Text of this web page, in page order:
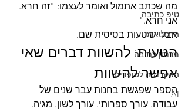
טיפ כתיבה
הדסטארט
מרתון כתיבה
האקדמיה לסופרים
AI
מה שכתב אתמול ואומר לעצמו: "זה חרא.
אני חרא."
אבל יש טעות בסיסית שם.
הטעות: להשוות דברים שאי
אפשר להשוות
הספר שפגשת בחנות עבר שנים של
עבודה. עורך ספרותי. עורך לשון. מגיה.